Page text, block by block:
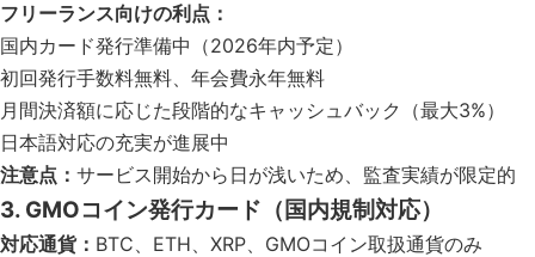
フリーランス向けの利点：
国内カード発行準備中（2026年内予定）
初回発行手数料無料、年会費永年無料
月間決済額に応じた段階的なキャッシュバック（最大3%）
日本語対応の充実が進展中
注意点： サービス開始から日が浅いため、監査実績が限定的
3. GMOコイン発行カード（国内規制対応）
対応通貨： BTC、ETH、XRP、GMOコイン取扱通貨のみ